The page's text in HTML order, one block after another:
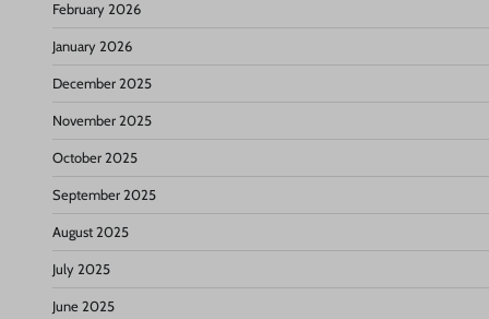
February 2026
January 2026
December 2025
November 2025
October 2025
September 2025
August 2025
July 2025
June 2025